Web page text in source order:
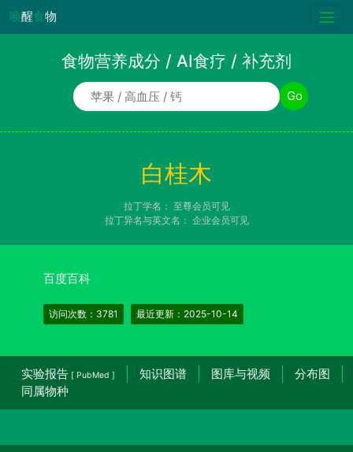
唤醒食物
食物营养成分 / AI食疗 / 补充剂
食物/AI食疗诉求/补充剂名称 Go
白桂木
拉丁学名： 至尊会员可见
拉丁异名与英文名： 企业会员可见
百度百科
访问次数：3781 最近更新：2025-10-14
实验报告 [ PubMed ] 知识图谱 图库与视频
分布图
同属物种